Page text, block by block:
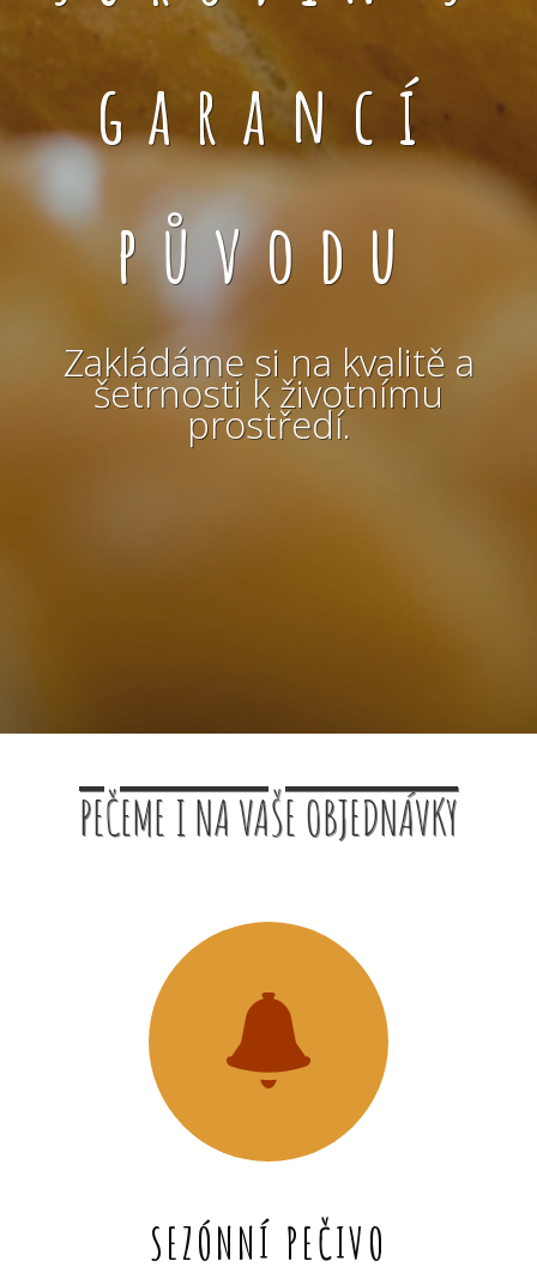
garancí
původu
Zakládáme si na kvalitě a
šetrnosti k životnímu
prostředí.
PEČEME I NA VAŠE OBJEDNÁVKY
SEZÓNNÍ PEČIVO